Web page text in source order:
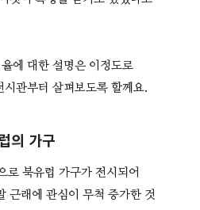
에 대한 설명은 이정도로
관부터 살펴보도록 할께요.
의 가구
로 북유럽 가구가 전시되어
근래에 관심이 무척 증가한 것